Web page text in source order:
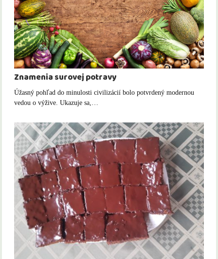
Znamenia surovej potravy
Úžasný pohľad do minulosti civilizácií bolo potvrdený modernou
vedou o výžive. Ukazuje sa,…